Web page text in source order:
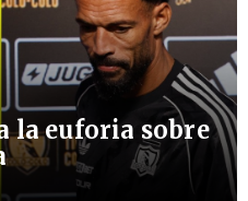
la euforia sobre